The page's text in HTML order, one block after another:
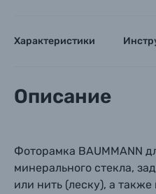
Материалы
Осветительное
Фоторамки
Характеристики
Описание
Фоторамка BAUMMANN
минерального стекла,
или нить (леску), а